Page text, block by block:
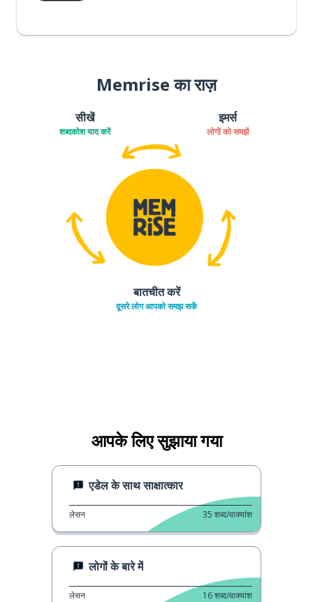
Memrise का राज़
सीखें
शब्दकोश याद करें
इमर्स
लोगों को समझें
बातचीत करें
दूसरे लोग आपको समझ सकें
आपके लिए सुझाया गया
एडेल के साथ साक्षात्कार
लेसन 35 शब्द/वाक्यांश
लोगों के बारे में
लेसन 16शब्द/वाक्यांश